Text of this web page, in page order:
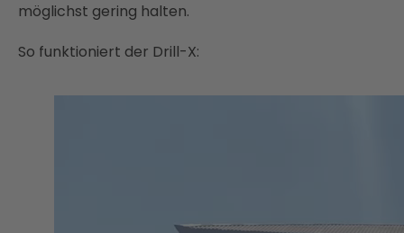
möglichst gering halten.
So funktioniert der Drill-X: